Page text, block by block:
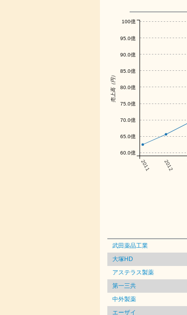
2011 2012
売上高（円）
60.0億
65.0億
70.0億
75.0億
80.0億
85.0億
90.0億
95.0億
100億
武田薬品工業
大塚HD
アステラス製薬
第一三共
中外製薬
エーザイ